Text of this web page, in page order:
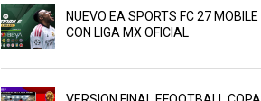
NUEVO EA SPORTS FC 27 MOBILE
CON LIGA MX OFICIAL